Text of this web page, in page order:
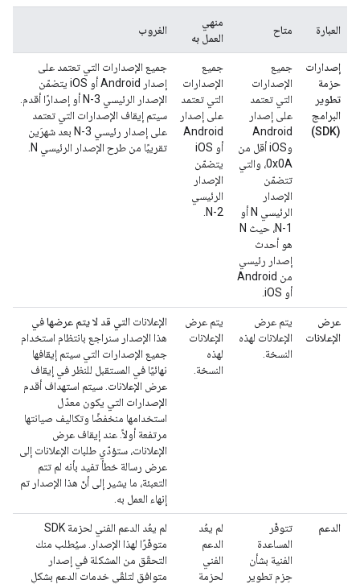
العبارة متاح
منهي
العمل به
الغروب
إصدارات
حزمة
تطوير
البرامج
(SDK)
جميع
الإصدارات
التي تعتمد
على إصدار
Android
وiOS أقل من
0x0A، والتي
تتضمّن
الإصدار
الرئيسي N أو
N-1، حيث N
هو أحدث
إصدار رئيسي
من Android
أو iOS.
جميع
الإصدارات
التي تعتمد
على إصدار
Android
أو iOS
يتضمّن
الإصدار
الرئيسي
N-2.
جميع الإصدارات التي تعتمد على
إصدار Android أو iOS يتضمّن
الإصدار الرئيسي N-3 أو إصدارًا أقدم.
سيتم إيقاف الإصدارات التي تعتمد
على إصدار رئيسي N-3 بعد شهرَين
تقريبًا من طرح الإصدار الرئيسي N.
عرض
الإعلانات
يتم عرض
الإعلانات لهذه
النسخة.
يتم عرض
الإعلانات
لهذه
النسخة.
الإعلانات التي قد لا يتم عرضهافي
هذا الإصدار سنراجع بانتظام استخدام
جميع الإصدارات التي سيتم إيقافها
نهائيًا في المستقبل للنظر في إيقاف
عرض الإعلانات. سيتم استهداف أقدم
الإصدارات التي يكون معدّل
استخدامها منخفضًا وتكاليف صيانتها
مرتفعة أولاً. عند إيقاف عرض
الإعلانات، ستؤدّي طلبات الإعلانات إلى
عرض رسالة خطأ تفيد بأنه لم تتم
التعبئة، ما يشير إلى أنّ هذا الإصدار تم
إنهاء العمل به.
الدعم
تتوفّر
المساعدة
الفنية بشأن
حِزم تطوير
لم يعُد
الدعم
الفني
لحزمة
لم يعُد الدعم الفني لحزمة SDK
متوفّرًا لهذا الإصدار. سيُطلب منك
التحقّق من المشكلة في إصدار
متوافق لتلقّي خدمات الدعم بشكلٍ